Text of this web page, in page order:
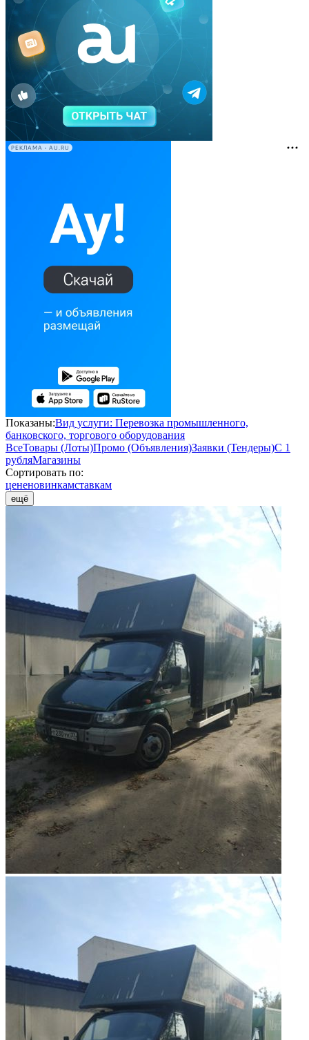
РЕКЛАМА • AU.RU
Показаны:Вид услуги: Перевозка промышленного,
банковского, торгового оборудования
ВсеТовары (Лоты)Промо (Объявления)Заявки (Тендеры)С 1
рубляМагазины
Сортировать по:
цененовинкамставкам
ещё